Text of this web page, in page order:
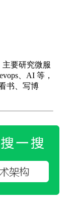
要研究微服
、AI 等，
书、写博